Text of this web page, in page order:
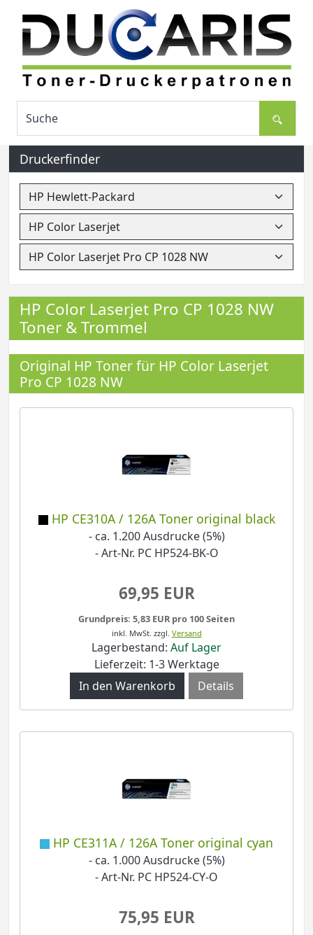
Druckerfinder
HP Color Laserjet Pro CP 1028 NW
Toner & Trommel
Original HP Toner für HP Color Laserjet
Pro CP 1028 NW
HP CE310A / 126A Toner original black
- ca. 1.200 Ausdrucke (5%)
- Art-Nr. PC HP524-BK-O
69,95 EUR
Grundpreis: 5,83 EUR pro 100 Seiten
inkl. MwSt. zzgl. Versand
Lagerbestand: Auf Lager
Lieferzeit: 1-3 Werktage
Details
HP CE311A / 126A Toner original cyan
- ca. 1.000 Ausdrucke (5%)
- Art-Nr. PC HP524-CY-O
75,95 EUR